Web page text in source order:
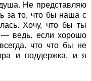
Не представляю
за то, что бы наша с
Хочу, что бы ты
— ведь. если хорошо
что что бы не
и поддержка, и я